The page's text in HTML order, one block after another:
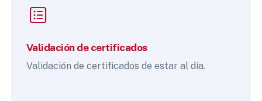
Validación de certificados
Validación de certificados de estar al día.